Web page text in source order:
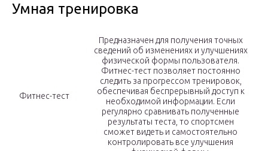
Умная тренировка
Фитнес-тест
Предназначен для получения точных
сведений об изменениях и улучшениях
физической формы пользователя.
Фитнес-тест позволяет постоянно
следить за прогрессом тренировок,
обеспечивая беспрерывный доступ к
необходимой информации. Если
регулярно сравнивать полученные
результаты теста, то спортсмен
сможет видеть и самостоятельно
контролировать все улучшения